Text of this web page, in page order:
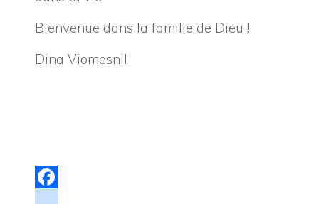
Bienvenue dans la famille de Dieu !
Dina Viomesnil